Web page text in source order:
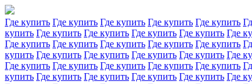
Где купить Где купить Где купить Где купить Где купить
купить Где купить Где купить Где купить Где купить Где
Где купить Где купить Где купить Где купить Где купить
купить Где купить Где купить Где купить Где купить Где
Где купить Где купить Где купить Где купить Где купить
купить Где купить Где купить Где купить Где купить Где